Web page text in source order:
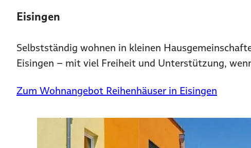
Eisingen
Selbstständig wohnen in kleinen
Eisingen – mit viel Freiheit und Unterstützung,
Zum Wohnangebot Reihenhäuser in Eisingen